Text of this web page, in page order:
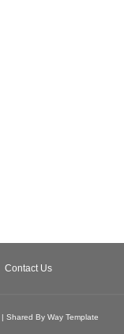
Contact Us
| Shared By Way Template